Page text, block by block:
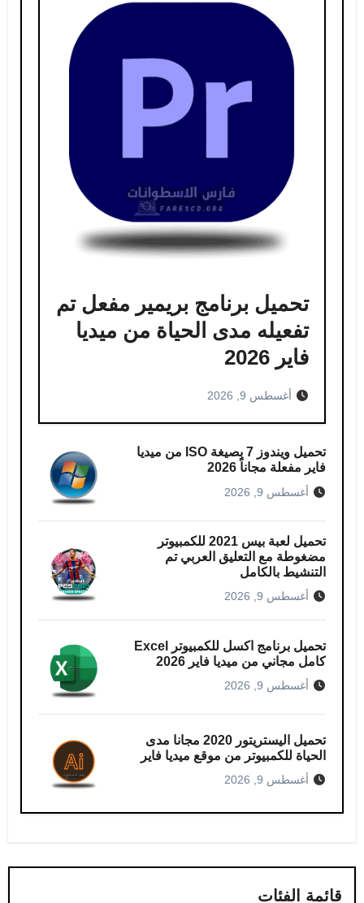
تحميل برنامج بريمير مفعل تم
تفعيله مدى الحياة من ميديا ​​
فاير 2026
أغسطس 9, 2026
تحميل ويندوز 7 بصيغة ISO من ميديا
فاير مفعلة مجاناً 2026
أغسطس 9, 2026
تحميل لعبة بيس 2021 للكمبيوتر​
مضغوطة مع التعليق العربي تم
التنشيط بالكامل
أغسطس 9, 2026
تحميل برنامج اكسل للكمبيوتر​ Excel
كامل مجاني من ميديا ​​فاير 2026
أغسطس 9, 2026
تحميل اليستريتور 2020 مجانا مدى
الحياة للكمبيوتر من موقع ميديا فاير
أغسطس 9, 2026
قائمة الفئات